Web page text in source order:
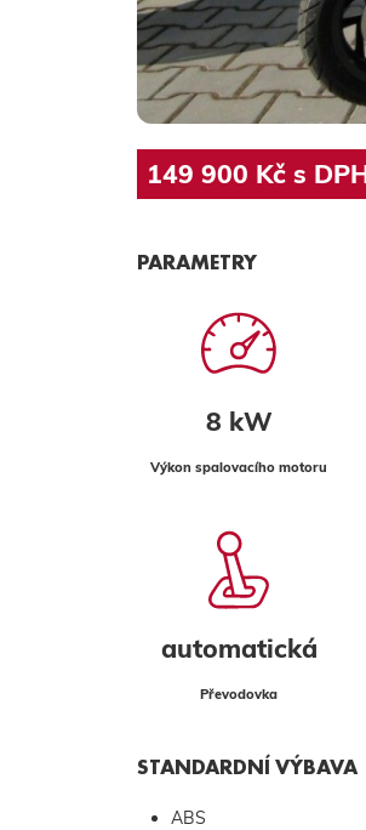
149 900 Kč s
PARAMETRY
8 kW
Výkon spalovacího motoru
automatická
Převodovka
STANDARDNÍ VÝBAVA
ABS